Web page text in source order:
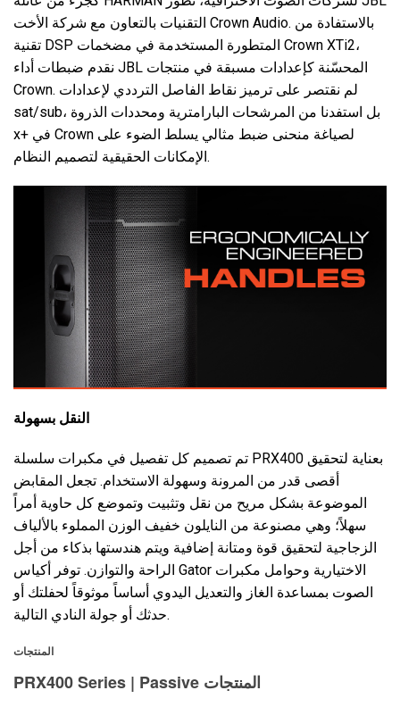
التقنيات بالتعاون مع شركة الأخت Crown Audio. بالاستفادة من
تقنية DSP المتطورة المستخدمة في مضخمات Crown XTi2،
نقدم ضبطات أداء JBL المحسّنة كإعدادات مسبقة في منتجات
Crown. لم نقتصر على ترميز نقاط الفاصل الترددي لإعدادات
sat/sub، بل استفدنا من المرشحات البارامترية ومحددات الذروة
x+ في Crown لصياغة منحنى ضبط مثالي يسلط الضوء على
الإمكانات الحقيقية لتصميم النظام.
النقل بسهولة
تم تصميم كل تفصيل في مكبرات سلسلة PRX400 بعناية لتحقيق
أقصى قدر من المرونة وسهولة الاستخدام. تجعل المقابض
الموضوعة بشكل مريح من نقل وتثبيت وتموضع كل حاوية أمراً
سهلاً؛ وهي مصنوعة من النايلون خفيف الوزن المملوء بالألياف
الزجاجية لتحقيق قوة ومتانة إضافية ويتم هندستها بذكاء من أجل
الراحة والتوازن. توفر أكياس Gator الاختيارية وحوامل مكبرات
الصوت بمساعدة الغاز والتعديل اليدوي أساساً موثوقاً لحفلتك أو
حدثك أو جولة النادي التالية.
المنتجات
PRX400 Series | Passive المنتجات